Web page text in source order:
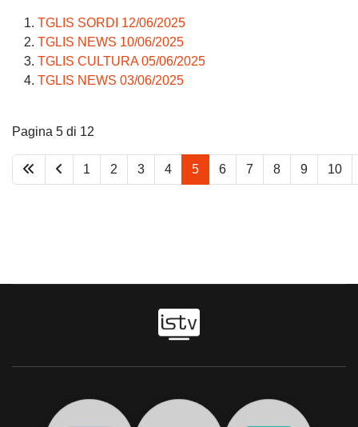
TGLIS SORDI 12/06/2025
TGLIS NEWS 10/06/2025
TGLIS CULTURA 05/06/2025
TGLIS NEWS 03/06/2025
Pagina 5 di 12
1 2 3 4 5 6 7 8 9 10